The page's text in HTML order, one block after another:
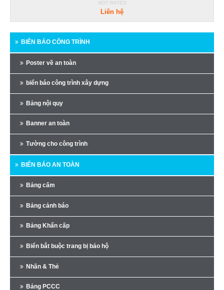
NOT RATED
Liên hệ
BIỂN BÁO CÔNG TRÌNH
Poster về an toàn
biển báo công trình xây dựng
Bảng nội quy
Banner an toàn
Tường cho công trình
BIỂN BÁO AN TOÀN
Bảng cấm
Bảng cảnh báo
Bảng Khẩn cấp
Biển bắt buộc trang bị bảo hộ
Nhãn & Thẻ
Bảng PCCC